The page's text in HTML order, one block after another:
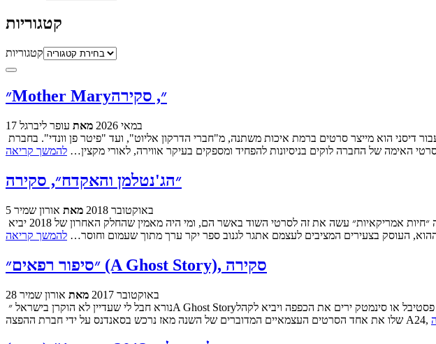
קטגוריות
קטגוריות
״Mother Mary״, סקירה
17 במאי 2026 מאת עופר ליברגל
האימה של החברה לוקים בניסיונות להפחיד ומספקים בעיקר אווירה, לאורי מקצין… להמשך קריאה
״הג'נטלמן והאקדח״, סקירה
5 באוקטובר 2018 מאת אורון שמיר
העוסק בצעירים המציבים לעצמם אתגר לגנוב ספר יקר ערך מתוך שעמום וחוסר… להמשך קריאה
״סיפור רפאים״ (A Ghost Story), סקירה
28 באוקטובר 2017 מאת אורון שמיר